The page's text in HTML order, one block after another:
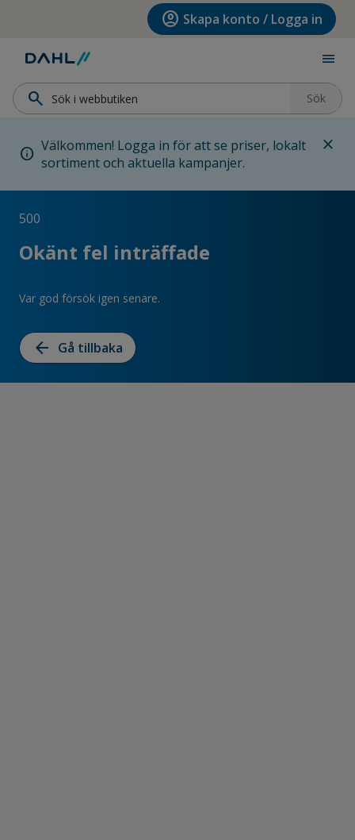
Hoppa till huvudinnehållet account_circle Skapa konto / Logga in
menu
search Sök
info Välkommen! Logga in för att se priser, lokalt
sortiment och aktuella kampanjer.
close
500
Okänt fel inträffade
Var god försök igen senare.
arrow_back Gå tillbaka